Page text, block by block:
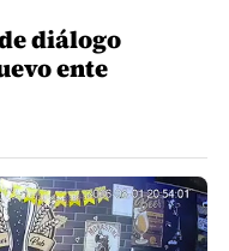
diálogo
ente